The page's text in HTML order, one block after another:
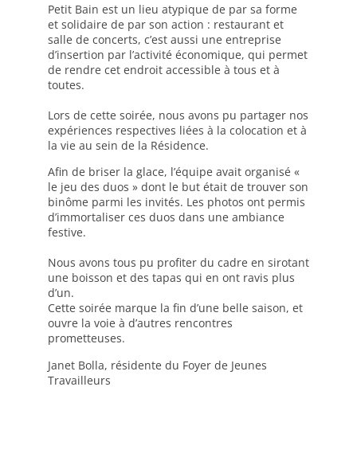
Petit Bain est un lieu atypique de par sa forme
et solidaire de par son action : restaurant et
salle de concerts, c’est aussi une entreprise
d’insertion par l’activité économique, qui permet
de rendre cet endroit accessible à tous et à
toutes.
Lors de cette soirée, nous avons pu partager nos
expériences respectives liées à la colocation et à
la vie au sein de la Résidence.
Afin de briser la glace, l’équipe avait organisé «
le jeu des duos » dont le but était de trouver son
binôme parmi les invités. Les photos ont permis
d’immortaliser ces duos dans une ambiance
festive.
Nous avons tous pu profiter du cadre en sirotant
une boisson et des tapas qui en ont ravis plus
d’un.
Cette soirée marque la fin d’une belle saison, et
ouvre la voie à d’autres rencontres
prometteuses.
Janet Bolla, résidente du Foyer de Jeunes
Travailleurs